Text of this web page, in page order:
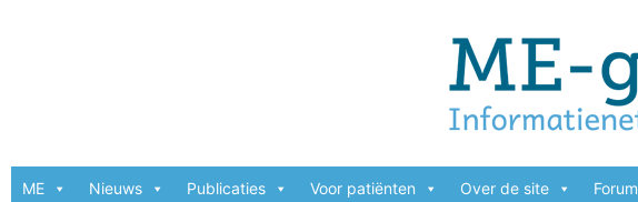
ME Nieuws Publicaties Voor patiënten Over de site Forum